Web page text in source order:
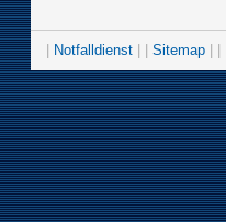
Notfalldienst Sitemap